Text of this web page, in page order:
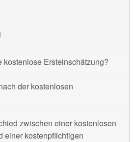
kostenlose Ersteinschätzung?
der kostenlosen
zwischen einer kostenlosen
einer kostenpflichtigen